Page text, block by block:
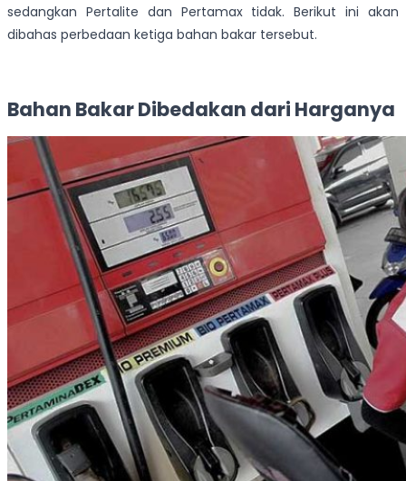
sedangkan Pertalite dan Pertamax tidak. Berikut ini akan
dibahas perbedaan ketiga bahan bakar tersebut.
Bahan Bakar Dibedakan dari Harganya